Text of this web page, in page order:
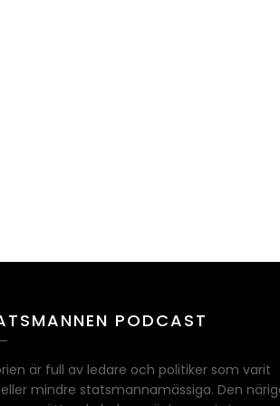
PODCAST
är full av ledare och politiker som varit
mindre statsmannamässiga. Den